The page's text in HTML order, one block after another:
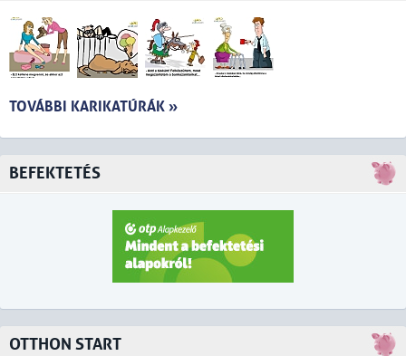
TOVÁBBI KARIKATÚRÁK »
BEFEKTETÉS
OTTHON START